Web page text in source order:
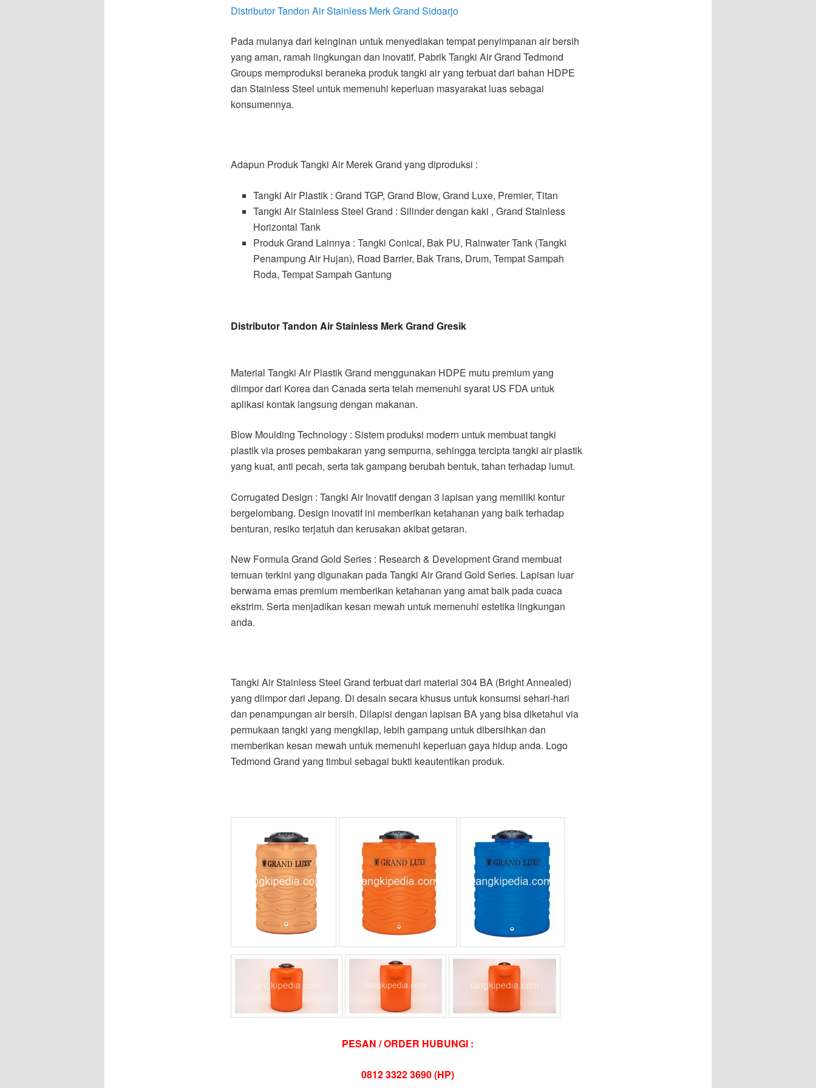
Distributor Tandon Air Stainless Merk Grand Sidoarjo
Pada mulanya dari keinginan untuk menyediakan tempat penyimpanan air bersih
yang aman, ramah lingkungan dan inovatif. Pabrik Tangki Air Grand Tedmond
Groups memproduksi beraneka produk tangki air yang terbuat dari bahan HDPE
dan Stainless Steel untuk memenuhi keperluan masyarakat luas sebagai
konsumennya.
Adapun Produk Tangki Air Merek Grand yang diproduksi :
Tangki Air Plastik : Grand TGP, Grand Blow, Grand Luxe, Premier, Titan
Tangki Air Stainless Steel Grand : Silinder dengan kaki , Grand Stainless
Horizontal Tank
Produk Grand Lainnya : Tangki Conical, Bak PU, Rainwater Tank (Tangki
Penampung Air Hujan), Road Barrier, Bak Trans, Drum, Tempat Sampah
Roda, Tempat Sampah Gantung
Distributor Tandon Air Stainless Merk Grand Gresik
Material Tangki Air Plastik Grand menggunakan HDPE mutu premium yang
diimpor dari Korea dan Canada serta telah memenuhi syarat US FDA untuk
aplikasi kontak langsung dengan makanan.
Blow Moulding Technology : Sistem produksi modern untuk membuat tangki
plastik via proses pembakaran yang sempurna, sehingga tercipta tangki air plastik
yang kuat, anti pecah, serta tak gampang berubah bentuk, tahan terhadap lumut.
Corrugated Design : Tangki Air Inovatif dengan 3 lapisan yang memiliki kontur
bergelombang. Design inovatif ini memberikan ketahanan yang baik terhadap
benturan, resiko terjatuh dan kerusakan akibat getaran.
New Formula Grand Gold Series : Research & Development Grand membuat
temuan terkini yang digunakan pada Tangki Air Grand Gold Series. Lapisan luar
berwarna emas premium memberikan ketahanan yang amat baik pada cuaca
ekstrim. Serta menjadikan kesan mewah untuk memenuhi estetika lingkungan
anda.
Tangki Air Stainless Steel Grand terbuat dari material 304 BA (Bright Annealed)
yang diimpor dari Jepang. Di desain secara khusus untuk konsumsi sehari-hari
dan penampungan air bersih. Dilapisi dengan lapisan BA yang bisa diketahui via
permukaan tangki yang mengkilap, lebih gampang untuk dibersihkan dan
memberikan kesan mewah untuk memenuhi keperluan gaya hidup anda. Logo
Tedmond Grand yang timbul sebagai bukti keautentikan produk.
PESAN / ORDER HUBUNGI :
0812 3322 3690 (HP)